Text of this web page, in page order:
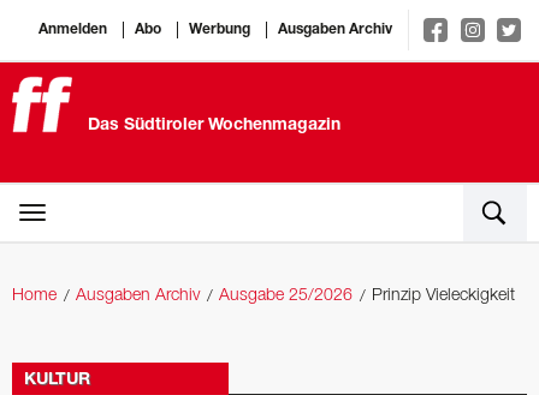
Anmelden Abo Werbung Ausgaben Archiv
Das Südtiroler Wochenmagazin
Home Ausgaben Archiv Ausgabe 25/2026 Prinzip Vieleckigkeit
KULTUR